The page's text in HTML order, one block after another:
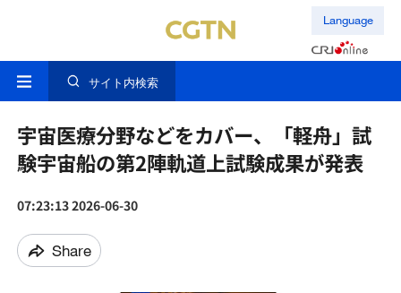
Language
サイト内検索
宇宙医療分野などをカバー、「軽舟」試
験宇宙船の第2陣軌道上試験成果が発表
07:23:13 2026-06-30
Share